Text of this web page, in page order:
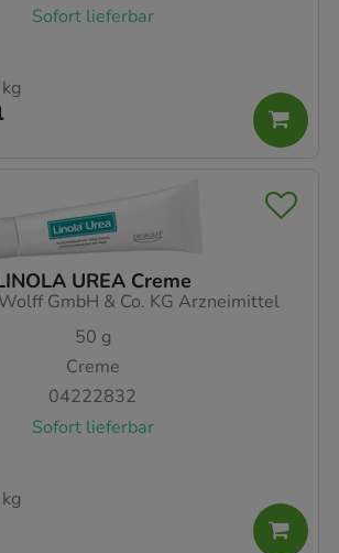
Sofort lieferbar
UREA Creme
GmbH & Co. KG Arzneimittel
50 g
Creme
04222832
Sofort lieferbar